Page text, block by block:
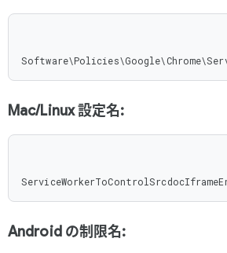
Mac/Linux 設定名:
Android の制限名: